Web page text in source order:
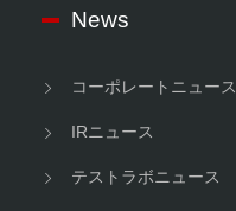
News
コーポレートニュース
IRニュース
テストラボニュース